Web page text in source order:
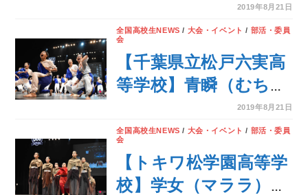
でダンスを披露！＜第
7回 DANCE CLUB
CHAMPIONSHIP＞
2019年8月21日
全国高校生NEWS / 大会・イベント / 部活・委員
会
【千葉県立松戸六実高
等学校】青瞬（むち）
のテーマでダンスを披
露！＜第7回 DANCE
CLUB
CHAMPIONSHIP＞
2019年8月21日
全国高校生NEWS / 大会・イベント / 部活・委員
会
【トキワ松学園高等学
校】学女（マララ）の